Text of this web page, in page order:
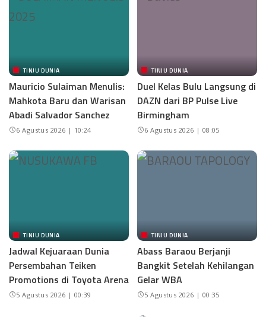
TINJU DUNIA
Mauricio Sulaiman Menulis:
Mahkota Baru dan Warisan
Abadi Salvador Sanchez
6 Agustus 2026 | 10:24
TINJU DUNIA
Duel Kelas Bulu Langsung di
DAZN dari BP Pulse Live
Birmingham
6 Agustus 2026 | 08:05
TINJU DUNIA
Jadwal Kejuaraan Dunia
Persembahan Teiken
Promotions di Toyota Arena
5 Agustus 2026 | 00:39
TINJU DUNIA
Abass Baraou Berjanji
Bangkit Setelah Kehilangan
Gelar WBA
5 Agustus 2026 | 00:35